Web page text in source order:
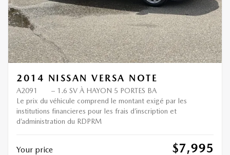
2014 NISSAN VERSA NOTE
A2091
– 1.6 SV À HAYON 5 PORTES BA
Le prix du véhicule comprend le montant exigé par les
institutions financieres pour les frais d’inscription et
d’administration du RDPRM
Your price $7,995